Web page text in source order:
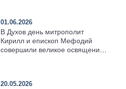
01.06.2026
В Духов день митрополит
Кирилл и епископ Мефодий
совершили великое освящение
20.05.2026